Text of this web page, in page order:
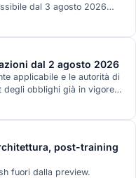
dal 3 agosto 2026
QwenWork. I pesi
non è a senso unico, e
dal 2 agosto 2026
applicabile e le autorità di
degli obblighi già in vigore
rinviati dal Digital Omnibus
post-training
fuori dalla preview.